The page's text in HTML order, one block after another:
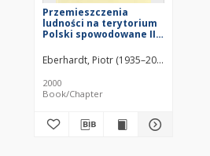
Przemieszczenia
ludności na terytorium
Polski spowodowane II
Eberhardt, Piotr (1935–2020)
2000
Book/Chapter